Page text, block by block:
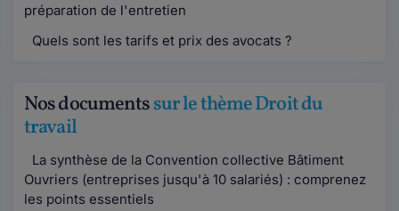
préparation de l'entretien
Quels sont les tarifs et prix des avocats ?
Nos documentssur le thème Droit du
travail
La synthèse de la Convention collective Bâtiment
Ouvriers (entreprises jusqu'à 10 salariés) : comprenez
les points essentiels